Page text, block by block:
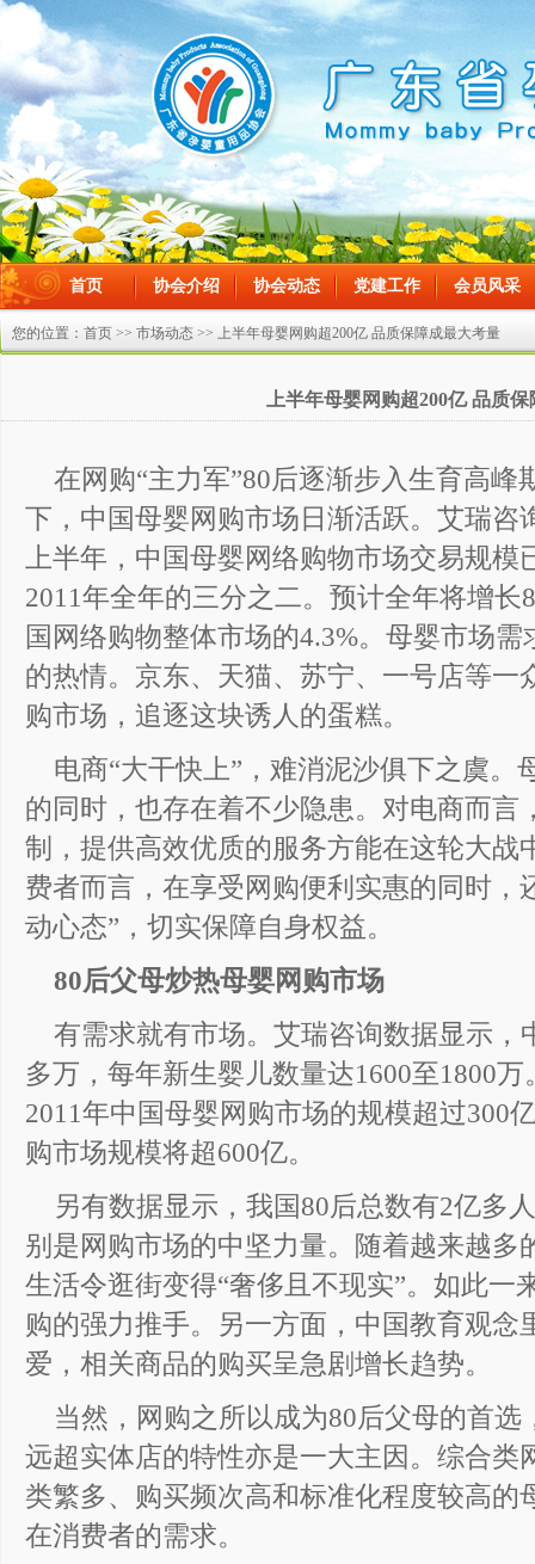
首页 协会介绍 协会动态 党建工作 会员风采
在线留言
您的位置： 首页 >> 市场动态 >> 上半年母婴网购超200亿 品质保障成最大考量
上半年母婴网购超200亿 品质
在网购“主力军”80后逐渐步入生育高峰
下，中国母婴网购市场日渐活跃。艾瑞咨
上半年，中国母婴网络购物市场交易规模
2011年全年的三分之二。预计全年将增长
国网络购物整体市场的4.3%。母婴市场
的热情。京东、天猫、苏宁、一号店等一
购市场，追逐这块诱人的蛋糕。
电商“大干快上”，难消泥沙俱下之虞。
的同时，也存在着不少隐患。对电商而言
制，提供高效优质的服务方能在这轮大战
费者而言，在享受网购便利实惠的同时，
动心态”，切实保障自身权益。
80后父母炒热母婴网购市场
有需求就有市场。艾瑞咨询数据显示，
多万，每年新生婴儿数量达1600至1800
2011年中国母婴网购市场的规模超过300
购市场规模将超600亿。
另有数据显示，我国80后总数有2亿多
别是网购市场的中坚力量。随着越来越多
生活令逛街变得“奢侈且不现实”。如此一
购的强力推手。另一方面，中国教育观念
爱，相关商品的购买呈急剧增长趋势。
当然，网购之所以成为80后父母的首选
远超实体店的特性亦是一大主因。综合类
类繁多、购买频次高和标准化程度较高的
在消费者的需求。